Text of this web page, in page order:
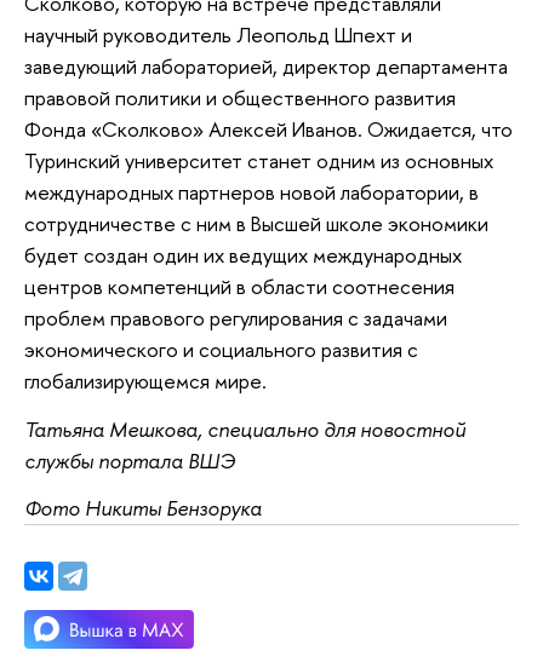
научный руководитель Леопольд Шпехт и
заведующий лабораторией, директор департамента
правовой политики и общественного развития
Фонда «Сколково» Алексей Иванов. Ожидается, что
Туринский университет станет одним из основных
международных партнеров новой лаборатории, в
сотрудничестве с ним в Высшей школе экономики
будет создан один их ведущих международных
центров компетенций в области соотнесения
проблем правового регулирования с задачами
экономического и социального развития с
глобализирующемся мире.
Татьяна Мешкова, специально для новостной
службы портала ВШЭ
Фото Никиты Бензорука